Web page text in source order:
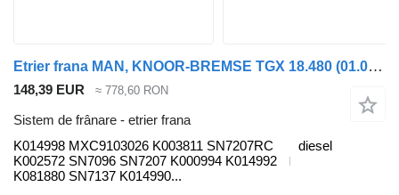
Etrier frana MAN, KNOOR-BREMSE TGX 18.480 (01.07-) K014998 pentru cap tractor MAN TGL, TGM, TGS, TGX (2005-2021)
148,39 EUR ≈ 778,60 RON
Sistem de frânare - etrier frana
K014998 MXC9103026 K003811 SN7207RC
K002572 SN7096 SN7207 K000994 K014992
K081880 SN7137 K014990...
diesel